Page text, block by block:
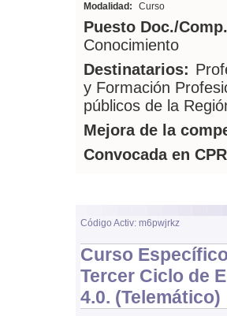
Modalidad: Curso
Puesto Doc./
Conocimiento
Destinatarios:
y Formación
públicos de la
Mejora de la
Convocada en
Código Activ: m6pwjrkz
Curso
Tercer Ciclo de
4.0. (Telemático)